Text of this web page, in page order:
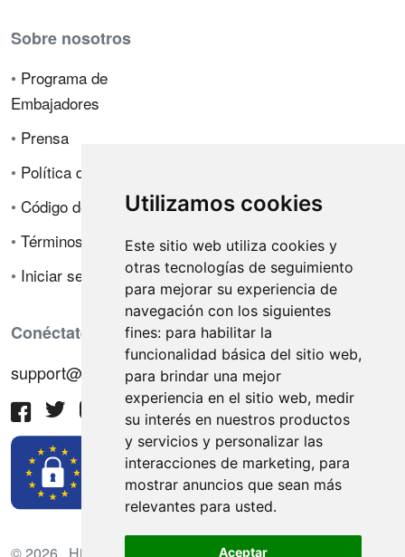
Utilizamos cookies
Este sitio web utiliza cookies y
otras tecnologías de seguimiento
para mejorar su experiencia de
navegación con los siguientes
fines: para habilitar la
funcionalidad básica del sitio web,
para brindar una mejor
experiencia en el sitio web, medir
su interés en nuestros productos
y servicios y personalizar las
interacciones de marketing, para
mostrar anuncios que sean más
relevantes para usted.
Aceptar
Sobre nosotros
• Programa de
Embajadores
• Prensa
• Política de privacidad
• Código de ética
• Términos de venta
• Iniciar sesión
Conéctate con nosotros
support@hiringnotes.com